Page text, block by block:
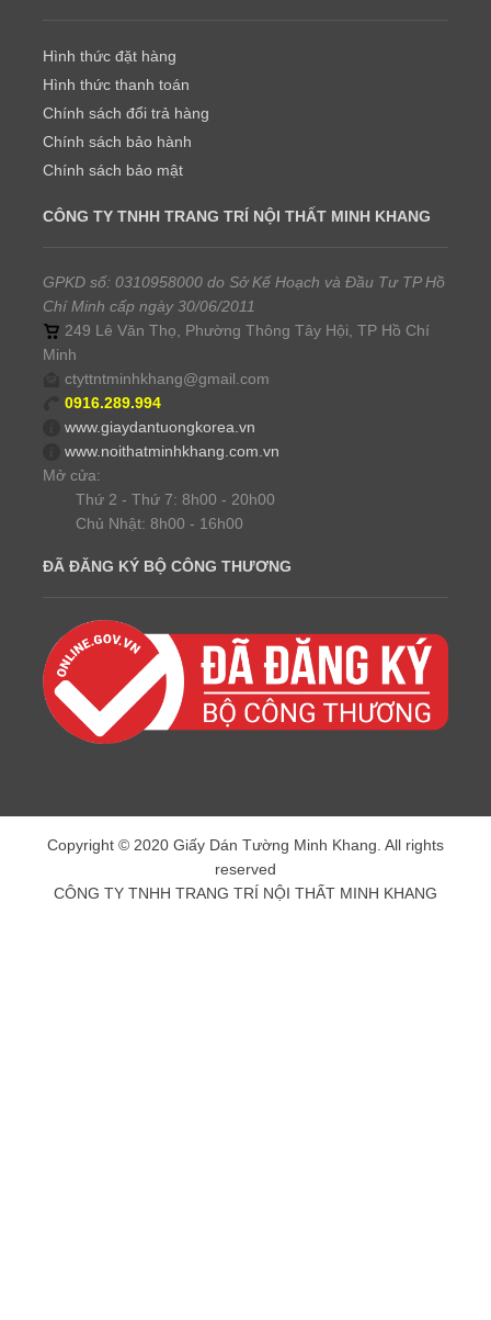
Hình thức đặt hàng
Hình thức thanh toán
Chính sách đổi trả hàng
Chính sách bảo hành
Chính sách bảo mật
CÔNG TY TNHH TRANG TRÍ NỘI THẤT MINH KHANG
GPKD số: 0310958000 do Sở Kế Hoạch và Đầu Tư TP Hồ
Chí Minh cấp ngày 30/06/2011
249 Lê Văn Thọ, Phường Thông Tây Hội, TP Hồ Chí
Minh
ctyttntminhkhang@gmail.com
0916.289.994
www.giaydantuongkorea.vn
www.noithatminhkhang.com.vn
Mở cửa:
Thứ 2 - Thứ 7: 8h00 - 20h00
Chủ Nhật: 8h00 - 16h00
ĐÃ ĐĂNG KÝ BỘ CÔNG THƯƠNG
Copyright © 2020 Giấy Dán Tường Minh Khang. All rights
reserved
CÔNG TY TNHH TRANG TRÍ NỘI THẤT MINH KHANG